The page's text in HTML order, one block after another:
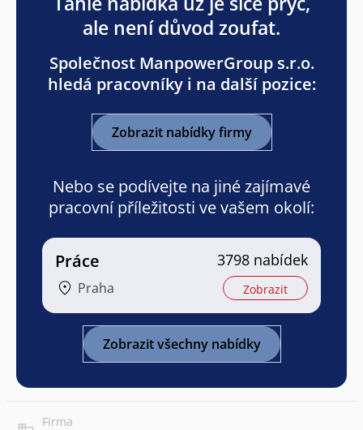
ale není důvod zoufat.
Společnost ManpowerGroup s.r.o.
hledá pracovníky i na další pozice:
Zobrazit nabídky firmy
Nebo se podívejte na jiné zajímavé
pracovní příležitosti ve vašem okolí:
Práce
Praha
3798 nabídek
Zobrazit
Zobrazit všechny nabídky
Firma